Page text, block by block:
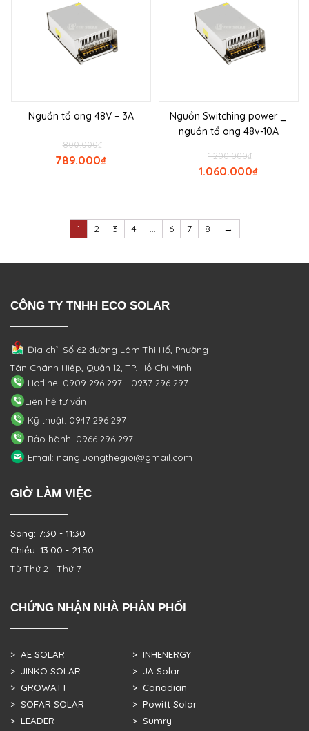
Nguồn tổ ong 48V – 3A
₫
800.000
₫
789.000
Nguồn Switching power _
nguồn tổ ong 48v-10A
₫
1.200.000
₫
1.060.000
1 2 3 4 … 6 7 8 →
CÔNG TY TNHH ECO SOLAR
Địa chỉ: Số 62 đường Lâm Thị Hố, Phường
Tân Chánh Hiệp, Quận 12, TP. Hồ Chí Minh
Hotline: 0909 296 297 - 0937 296 297
Liên hệ tư vấn
Kỹ thuật: 0947 296 297
Bảo hành: 0966 296 297
Email: nangluongthegioi@gmail.com
GIỜ LÀM VIỆC
Sáng: 7:30 - 11:30
Chiều: 13:00 - 21:30
Từ Thứ 2 - Thứ 7
CHỨNG NHẬN NHÀ PHÂN PHỐI
> AE SOLAR
> JINKO SOLAR
> GROWATT
> SOFAR SOLAR
> LEADER
> INHENERGY
> JA Solar
> Canadian
> Powitt Solar
> Sumry